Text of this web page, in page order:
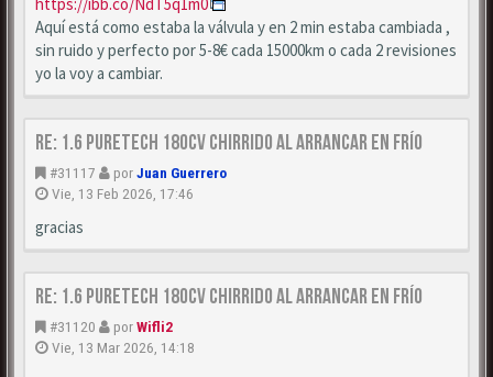
Aquí está como estaba la válvula y en 2 min estaba cambiada ,
sin ruido y perfecto por 5-8€ cada 15000km o cada 2 revisiones
yo la voy a cambiar.
Re: 1.6 puretech 180cv chirrido al arrancar en frío
#31117 porJuan Guerrero
Vie, 13 Feb 2026, 17:46
gracias
Re: 1.6 puretech 180cv chirrido al arrancar en frío
#31120 porWifli2
Vie, 13 Mar 2026, 14:18